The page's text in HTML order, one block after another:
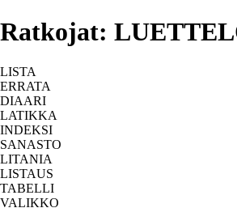
Ratkojat:
LISTA
ERRATA
DIAARI
LATIKKA
INDEKSI
SANASTO
LITANIA
LISTAUS
TABELLI
VALIKKO